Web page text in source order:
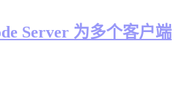
Server 为多个客户端